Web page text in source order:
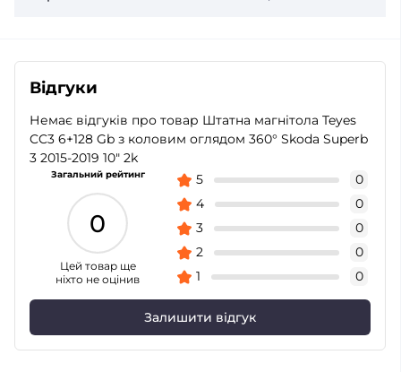
Відгуки
Немає відгуків про товар Штатна магнітола Teyes
CC3 6+128 Gb з коловим оглядом 360° Skoda Superb
3 2015-2019 10" 2k
Загальний рейтинг
0
Цей товар ще
ніхто не оцінив
5
0
4
0
3
0
2
0
1
0
Залишити відгук